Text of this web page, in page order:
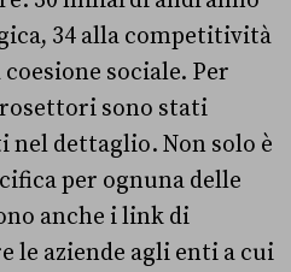
34 alla competitività
sociale. Per
sono stati
dettaglio. Non solo è
per ognuna delle
anche i link di
le aziende agli enti a cui